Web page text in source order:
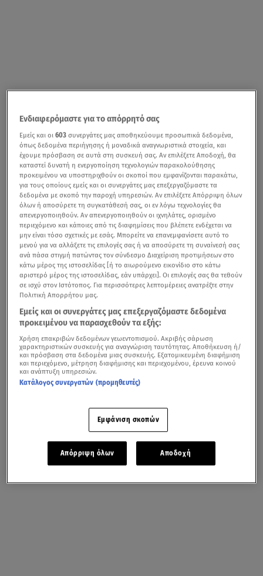
Ενδιαφερόμαστε για το απόρρητό σας
Εμείς και οι603 συνεργάτες μας αποθηκεύουμε προσωπικά δεδομένα,
όπως δεδομένα περιήγησης ή μοναδικά αναγνωριστικά στοιχεία, και
έχουμε πρόσβαση σε αυτά στη συσκευή σας. Αν επιλέξετε Αποδοχή, θα
καταστεί δυνατή η ενεργοποίηση τεχνολογιών παρακολούθησης
προκειμένου να υποστηριχθούν οι σκοποί που εμφανίζονται παρακάτω,
για τους οποίους εμείς και οι συνεργάτες μας επεξεργαζόμαστε τα
δεδομένα με σκοπό την παροχή υπηρεσιών. Αν επιλέξετε Απόρριψη όλων
όλων ή αποσύρετε τη συγκατάθεσή σας, οι εν λόγω τεχνολογίες θα
απενεργοποιηθούν. Αν απενεργοποιηθούν οι ιχνηλάτες, ορισμένο
περιεχόμενο και κάποιες από τις διαφημίσεις που βλέπετε ενδέχεται να
μην είναι τόσο σχετικές με εσάς. Μπορείτε να επανεμφανίσετε αυτό το
μενού για να αλλάξετε τις επιλογές σας ή να αποσύρετε τη συναίνεσή σας
ανά πάσα στιγμή πατώντας τον σύνδεσμο Διαχείριση προτιμήσεων στο
κάτω μέρος της ιστοσελίδας [ή το αιωρούμενο εικονίδιο στο κάτω
αριστερό μέρος της ιστοσελίδας, εάν υπάρχει]. Οι επιλογές σας θα τεθούν
σε ισχύ στον Ιστότοπος. Για περισσότερες λεπτομέρειες ανατρέξτε στην
Πολιτική Απορρήτου μας.
Εμείς και οι συνεργάτες μας επεξεργαζόμαστε δεδομένα
προκειμένου να παρασχεθούν τα εξής:
Χρήση επακριβών δεδομένων γεωεντοπισμού. Ακριβής σάρωση
χαρακτηριστικών συσκευής για αναγνώριση ταυτότητας. Αποθήκευση ή/
και πρόσβαση στα δεδομένα μιας συσκευής. Εξατομικευμένη διαφήμιση
και περιεχόμενο, μέτρηση διαφήμισης και περιεχομένου, έρευνα κοινού
και ανάπτυξη υπηρεσιών.
Κατάλογος συνεργατών (προμηθευτές)
Εμφάνιση σκοπών
Απόρριψη όλων Αποδοχή